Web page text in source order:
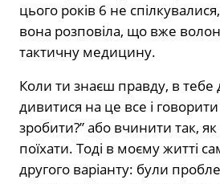
цього років 6 не
вона розповіла, що вже
тактичну медицину.
Коли ти знаєш правду, в тебе
дивитися на це все і
зробити?” або вчинити так, як
поїхати. Тоді в моєму житті
другого варіанту: були